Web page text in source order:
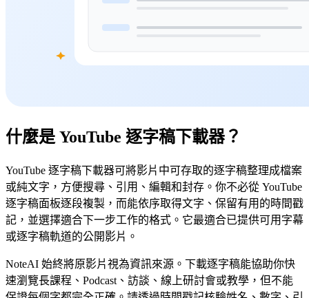
什麼是 YouTube 逐字稿下載器？
YouTube 逐字稿下載器可將影片中可存取的逐字稿整理成檔案
或純文字，方便搜尋、引用、編輯和封存。你不必從 YouTube
逐字稿面板逐段複製，而能依序取得文字、保留有用的時間戳
記，並選擇適合下一步工作的格式。它最適合已提供可用字幕
或逐字稿軌道的公開影片。
NoteAI 始終將原影片視為資訊來源。下載逐字稿能協助你快
速瀏覽長課程、Podcast、訪談、線上研討會或教學，但不能